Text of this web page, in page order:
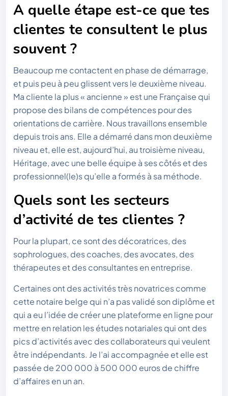
A quelle étape est-ce que tes
clientes te consultent le plus
souvent ?
Beaucoup me contactent en phase de démarrage,
et puis peu à peu glissent vers le deuxième niveau.
Ma cliente la plus « ancienne » est une Française qui
propose des bilans de compétences pour des
orientations de carrière. Nous travaillons ensemble
depuis trois ans. Elle a démarré dans mon deuxième
niveau et, elle est, aujourd’hui, au troisième niveau,
Héritage, avec une belle équipe à ses côtés et des
professionnel(le)s qu’elle a formés à sa méthode.
Quels sont les secteurs
d’activité de tes clientes ?
Pour la plupart, ce sont des décoratrices, des
sophrologues, des coaches, des avocates, des
thérapeutes et des consultantes en entreprise.
Certaines ont des activités très novatrices comme
cette notaire belge qui n’a pas validé son diplôme et
qui a eu l’idée de créer une plateforme en ligne pour
mettre en relation les études notariales qui ont des
pics d’activités avec des collaborateurs qui veulent
être indépendants. Je l’ai accompagnée et elle est
passée de 200 000 à 500 000 euros de chiffre
d’affaires en un an.